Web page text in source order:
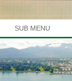
SUB MENU